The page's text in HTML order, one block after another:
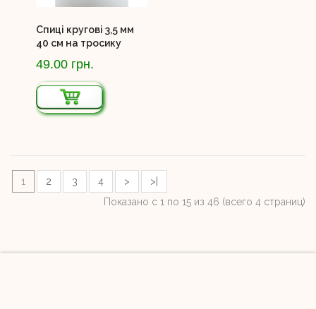
Спиці кругові 3,5 мм
40 см на тросику
49.00 грн.
1 2 3 4 >
>|
Показано с 1 по 15 из 46 (всего 4 страниц)